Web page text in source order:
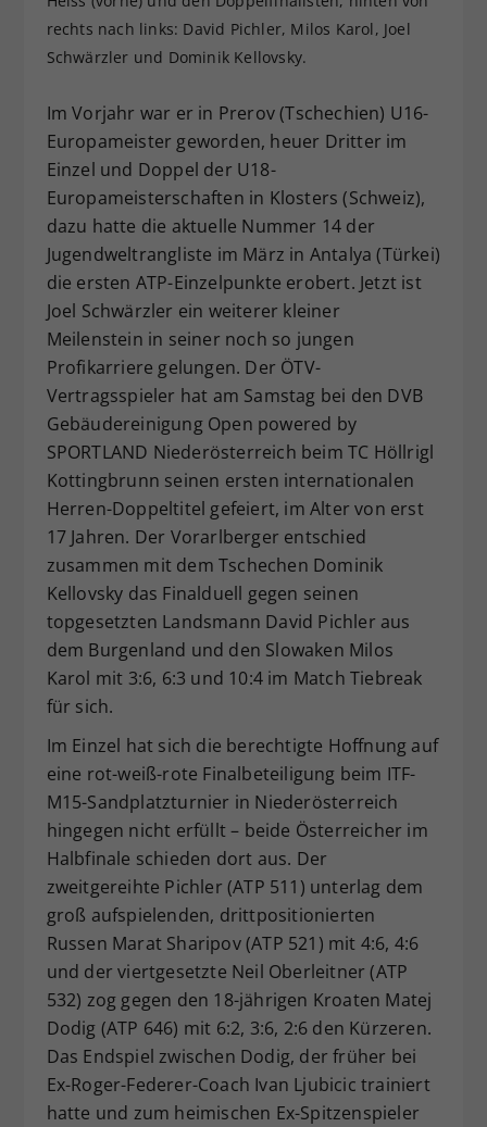
rechts nach links: David Pichler, Milos Karol, Joel
Schwärzler und Dominik Kellovsky.
Im Vorjahr war er in Prerov (Tschechien) U16-
Europameister geworden, heuer Dritter im
Einzel und Doppel der U18-
Europameisterschaften in Klosters (Schweiz),
dazu hatte die aktuelle Nummer 14 der
Jugendweltrangliste im März in Antalya (Türkei)
die ersten ATP-Einzelpunkte erobert. Jetzt ist
Joel Schwärzler ein weiterer kleiner
Meilenstein in seiner noch so jungen
Profikarriere gelungen. Der ÖTV-
Vertragsspieler hat am Samstag bei den DVB
Gebäudereinigung Open powered by
SPORTLAND Niederösterreich beim TC Höllrigl
Kottingbrunn seinen ersten internationalen
Herren-Doppeltitel gefeiert, im Alter von erst
17 Jahren. Der Vorarlberger entschied
zusammen mit dem Tschechen Dominik
Kellovsky das Finalduell gegen seinen
topgesetzten Landsmann David Pichler aus
dem Burgenland und den Slowaken Milos
Karol mit 3:6, 6:3 und 10:4 im Match Tiebreak
für sich.
Im Einzel hat sich die berechtigte Hoffnung auf
eine rot-weiß-rote Finalbeteiligung beim ITF-
M15-Sandplatzturnier in Niederösterreich
hingegen nicht erfüllt – beide Österreicher im
Halbfinale schieden dort aus. Der
zweitgereihte Pichler (ATP 511) unterlag dem
groß aufspielenden, drittpositionierten
Russen Marat Sharipov (ATP 521) mit 4:6, 4:6
und der viertgesetzte Neil Oberleitner (ATP
532) zog gegen den 18-jährigen Kroaten Matej
Dodig (ATP 646) mit 6:2, 3:6, 2:6 den Kürzeren.
Das Endspiel zwischen Dodig, der früher bei
Ex-Roger-Federer-Coach Ivan Ljubicic trainiert
hatte und zum heimischen Ex-Spitzenspieler
Dieser Wert speichert Ihre Consent-
Einstellungen. Unter anderem eine
vorgenommen Einstellungen, falls der
Webseiten-Betreiber dies eingestellt
hat.